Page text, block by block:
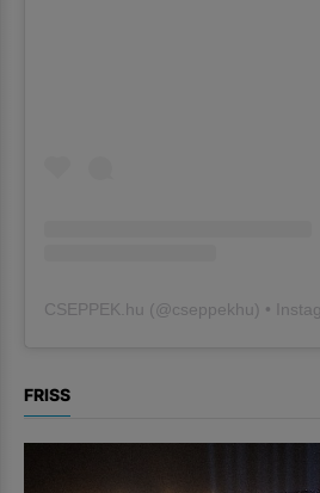
CSEPPEK.hu (@cseppekhu ) •
FRISS